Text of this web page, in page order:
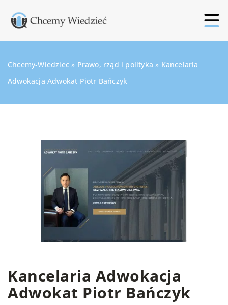
Chcemy-Wiedziec » Prawo, rząd i polityka » Kancelaria
Adwokacja Adwokat Piotr Bańczyk
Kancelaria Adwokacja
Adwokat Piotr Bańczyk